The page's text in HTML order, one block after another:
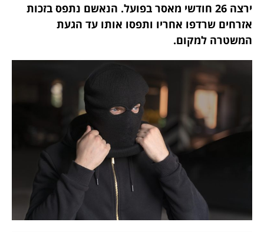
ירצה 26 חודשי מאסר בפועל. הנאשם נתפס בזכות
אזרחים שרדפו אחריו ותפסו אותו עד הגעת
המשטרה למקום.